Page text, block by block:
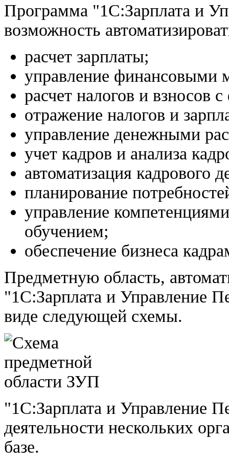
Программа "1С:Зарплата и
возможность
расчет зарплаты;
управление финансовыми
расчет налогов и взносов
отражение налогов и
управление денежными
учет кадров и анализа
автоматизация кадрового
планирование
управление
обучением;
обеспечение бизнеса
Предметную область,
"1С:Зарплата и Управление
виде следующей схемы.
"1С:Зарплата и Управление
деятельности нескольких
базе.